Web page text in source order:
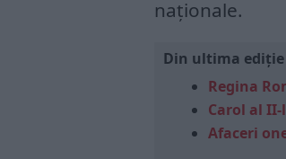
naționale.
Din ultima ediție
Regina
Carol al
Afaceri